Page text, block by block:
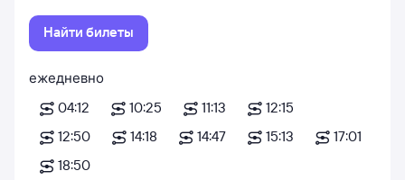
Найти билеты
ежедневно
04:12
10:25 11:13
12:15
12:50
14:18 14:47 15:13
17:01
18:50